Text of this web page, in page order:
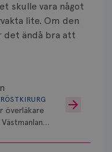
skulle vara något
lite. Om den
det ändå bra att
överläkare